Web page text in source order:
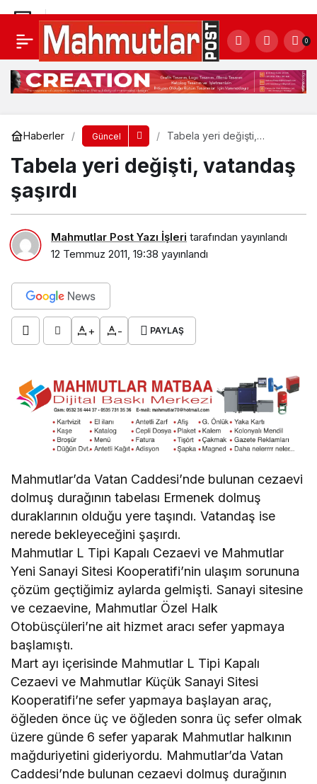
0
Haberler Güncel
Tabela yeri değişti,
Tabela yeri değişti, vatandaş
şaşırdı
Mahmutlar Post Yazı İşleri tarafından yayınlandı
12 Temmuz 2011, 19:38 yayınlandı
+ - PAYLAŞ
Mahmutlar’da Vatan Caddesi’nde bulunan cezaevi
dolmuş durağının tabelası Ermenek dolmuş
duraklarının olduğu yere taşındı. Vatandaş ise
nerede bekleyeceğini şaşırdı.
Mahmutlar L Tipi Kapalı Cezaevi ve Mahmutlar
Yeni Sanayi Sitesi Kooperatifi’nin ulaşım sorununa
çözüm geçtiğimiz aylarda gelmişti. Sanayi sitesine
ve cezaevine, Mahmutlar Özel Halk
Otobüsçüleri’ne ait hizmet aracı sefer yapmaya
başlamıştı.
Mart ayı içerisinde Mahmutlar L Tipi Kapalı
Cezaevi ve Mahmutlar Küçük Sanayi Sitesi
Kooperatifi’ne sefer yapmaya başlayan araç,
öğleden önce üç ve öğleden sonra üç sefer olmak
üzere günde 6 sefer yaparak Mahmutlar halkının
mağduriyetini gideriyordu. Mahmutlar’da Vatan
Caddesi’nde bulunan cezaevi dolmuş durağının
Tabela yeri değişti, vatandaş şaşırdı
Yorum Yap